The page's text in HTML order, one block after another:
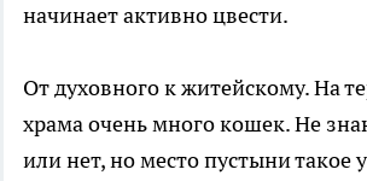
начинает активно цвести.
От духовного к житейскому. На
храма очень много кошек. Не
или нет, но место пустыни такое